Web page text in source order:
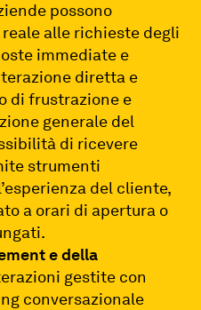
possono
alle richieste degli
immediate e
diretta e
di frustrazione e
generale del
di ricevere
strumenti
del cliente,
a orari di apertura o
e della
gestite con
conversazionale